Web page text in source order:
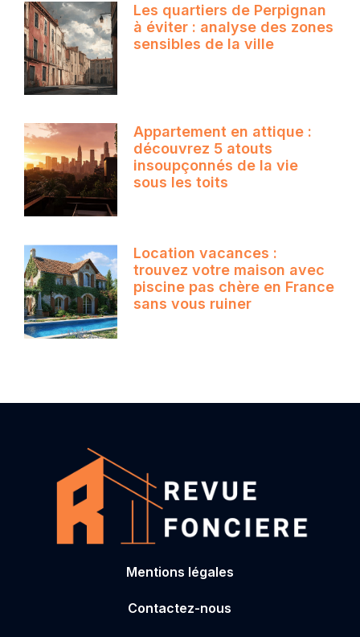
Les quartiers de Perpignan
à éviter : analyse des zones
sensibles de la ville
Appartement en attique :
découvrez 5 atouts
insoupçonnés de la vie
sous les toits
Location vacances :
trouvez votre maison avec
piscine pas chère en France
sans vous ruiner
Mentions légales
Contactez-nous